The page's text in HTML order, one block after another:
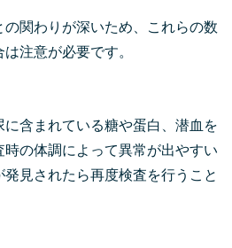
関わりが深いため、これらの数
注意が必要です。
含まれている糖や蛋白、潜血を
の体調によって異常が出やすい
見されたら再度検査を行うこと